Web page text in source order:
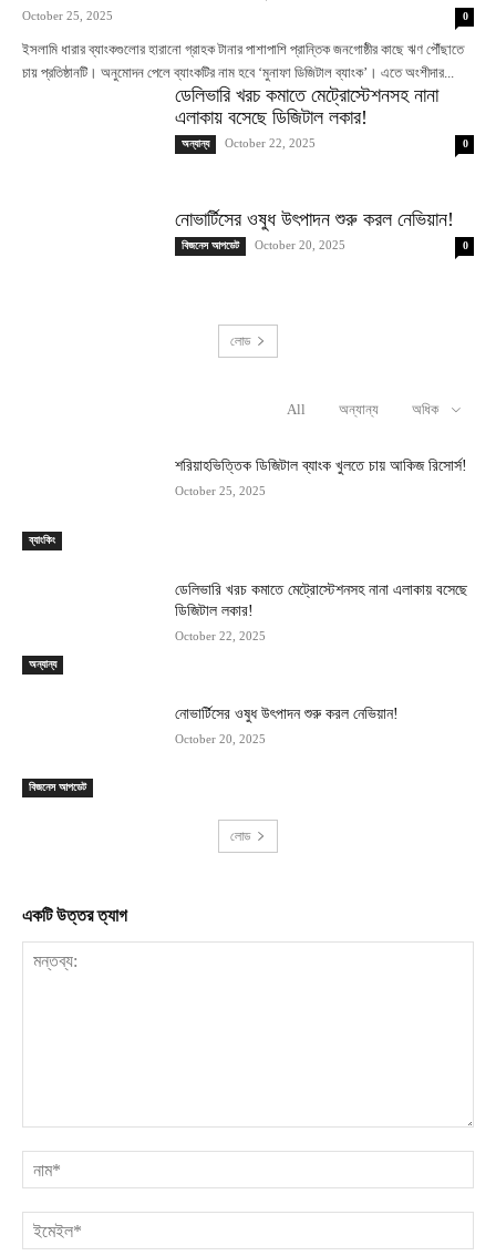
October 25, 2025 0
ইসলামি ধারার ব্যাংকগুলোর হারানো গ্রাহক টানার পাশাপাশি প্রান্তিক জনগোষ্ঠীর কাছে ঋণ পৌঁছাতে
চায় প্রতিষ্ঠানটি। অনুমোদন পেলে ব্যাংকটির নাম হবে ‘মুনাফা ডিজিটাল ব্যাংক’। এতে অংশীদার...
ডেলিভারি খরচ কমাতে মেট্রোস্টেশনসহ নানা
এলাকায় বসেছে ডিজিটাল লকার!
অন্যান্য October 22, 2025 0
নোভার্টিসের ওষুধ উৎপাদন শুরু করল নেভিয়ান!
বিজনেস আপডেট October 20, 2025 0
লোড
All অন্যান্য অধিক
ব্যাংকিং
শরিয়াহভিত্তিক ডিজিটাল ব্যাংক খুলতে চায় আকিজ রিসোর্স!
October 25, 2025
অন্যান্য
ডেলিভারি খরচ কমাতে মেট্রোস্টেশনসহ নানা এলাকায় বসেছে
ডিজিটাল লকার!
October 22, 2025
বিজনেস আপডেট
নোভার্টিসের ওষুধ উৎপাদন শুরু করল নেভিয়ান!
October 20, 2025
লোড
একটি উত্তর ত্যাগ